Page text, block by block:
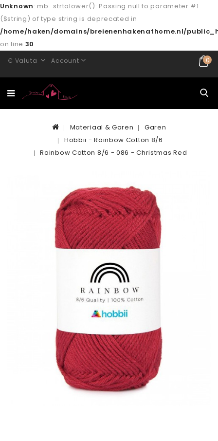
Unknown: mb_strtolower(): Passing null to parameter #1
($string) of type string is deprecated in
/home/haken/domains/breienenhakenathome.nl/
on line 30
€ Valuta Account 0
Materiaal & Garen
Garen
Hobbii - Rainbow Cotton 8/6
Rainbow Cotton 8/6 - 086 - Christmas Red